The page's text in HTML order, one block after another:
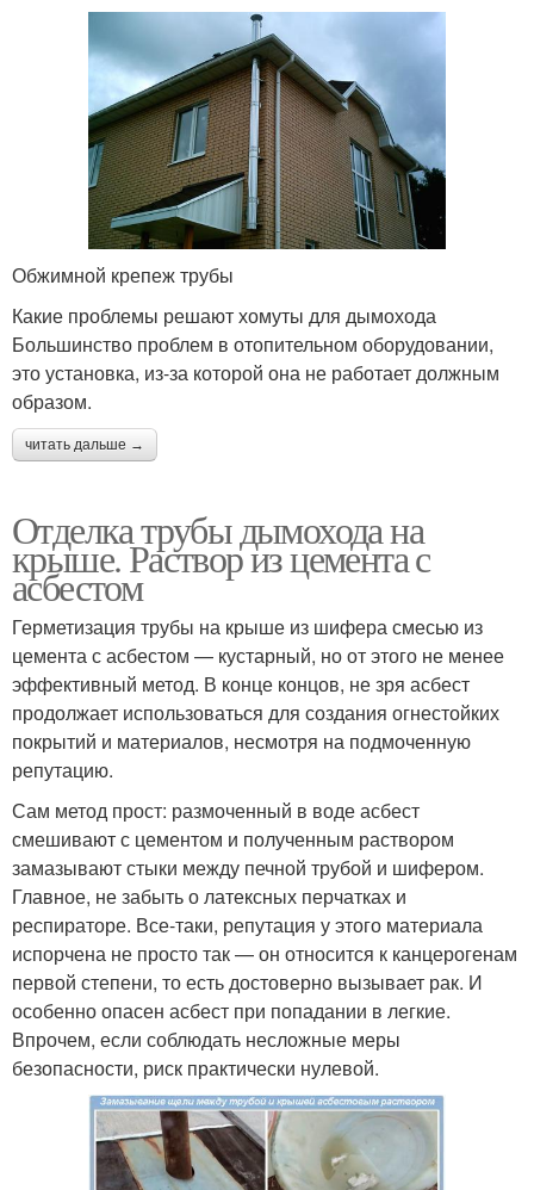
Обжимной крепеж трубы
Какие проблемы решают хомуты для дымохода
Большинство проблем в отопительном оборудовании,
это установка, из-за которой она не работает должным
образом.
читать дальше →
Отделка трубы дымохода на
крыше. Раствор из цемента с
асбестом
Герметизация трубы на крыше из шифера смесью из
цемента с асбестом — кустарный, но от этого не менее
эффективный метод. В конце концов, не зря асбест
продолжает использоваться для создания огнестойких
покрытий и материалов, несмотря на подмоченную
репутацию.
Сам метод прост: размоченный в воде асбест
смешивают с цементом и полученным раствором
замазывают стыки между печной трубой и шифером.
Главное, не забыть о латексных перчатках и
респираторе. Все-таки, репутация у этого материала
испорчена не просто так — он относится к канцерогенам
первой степени, то есть достоверно вызывает рак. И
особенно опасен асбест при попадании в легкие.
Впрочем, если соблюдать несложные меры
безопасности, риск практически нулевой.